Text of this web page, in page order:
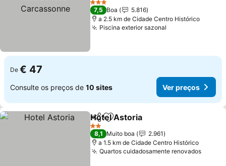
3 Estrelas
7,5 Boa
5.816
a 2.5 km de Cidade Centro Histórico
Piscina exterior sazonal
De € 47
Consulte os preços de 10 sites Ver preços
PartilharAdicionar aos favoritos
Hotel Astoria
2 Estrelas
8,1 Muito boa
2.961
a 1.5 km de Cidade Centro Histórico
Quartos cuidadosamente renovados